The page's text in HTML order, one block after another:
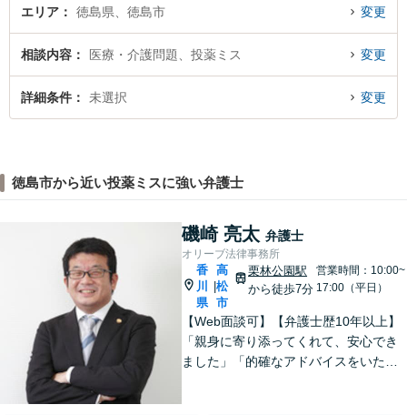
エリア 徳島県、徳島市 変更
相談内容 医療・介護問題、投薬ミス 変更
詳細条件 未選択 変更
徳島市から近い投薬ミスに強い弁護士
磯崎 亮太 弁護士
オリーブ法律事務所
香
川
県
|
高
松
市
栗林公園駅
から徒歩7分
営業時間：10:00~
17:00（平日）
【Web面談可】【弁護士歴10年以上】
「親身に寄り添ってくれて、安心でき
ました」「的確なアドバイスをいただ